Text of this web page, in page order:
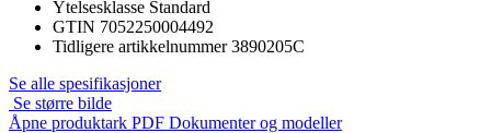
Ytelsesklasse Standard
GTIN 7052250004492
Tidligere artikkelnummer 3890205C
Se alle spesifikasjoner
Se større bilde
Åpne produktark PDF Dokumenter og modeller